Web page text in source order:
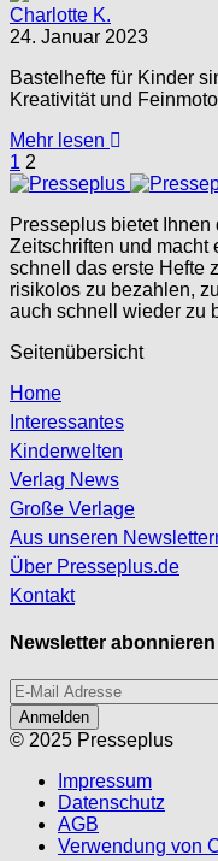
Charlotte K.
24. Januar 2023
Bastelhefte für Kinder
Kreativität und
Mehr lesen
1 2
Presseplus bietet
Zeitschriften und macht
schnell das erste Hefte
risikolos zu bezahlen,
auch schnell wieder zu
Seitenübersicht
Home
Interessantes
Kinderwelten
Verlag News
Große Verlage
Aus unseren
Über Presseplus.de
Kontakt
Newsletter abonnieren
Anmelden
© 2025 Presseplus
Impressum
Datenschutz
AGB
Verwendung von